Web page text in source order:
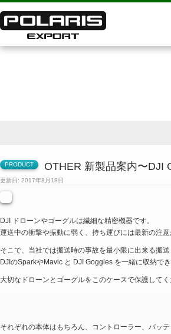
OTHER 新製品案内〜DJI
更新日: 2017年8月18日
DJI ドローンやゴーグルは繊細な精密機器です。
運送中の衝撃や振動に弱く、持ち運びには最新の注意
そこで、当社では搬送時の事故を最小限に出来る搬
DJIのSparkやMavic と DJI Goggles を一緒に収納でき
大切なドローンとゴーグルをこのケースで保護してく
それぞれの本体はもちろん、コントローラー、バッ